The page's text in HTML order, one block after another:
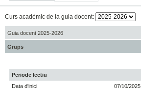
Curs acadèmic de la guia docent:
Guia docent 2025-2026
Grups
Periode lectiu
Data d'inici
07/10/2025